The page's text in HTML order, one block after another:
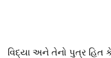
વિદ્યા અને તેનો પુત્ર